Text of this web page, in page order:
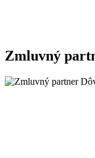
Zmluvný